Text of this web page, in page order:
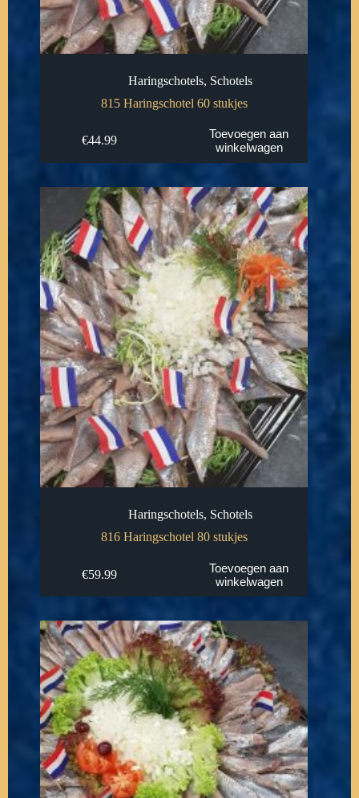
Haringschotels, Schotels
815 Haringschotel 60 stukjes
€44.99
Toevoegen aan
winkelwagen
Haringschotels, Schotels
816 Haringschotel 80 stukjes
€59.99
Toevoegen aan
winkelwagen